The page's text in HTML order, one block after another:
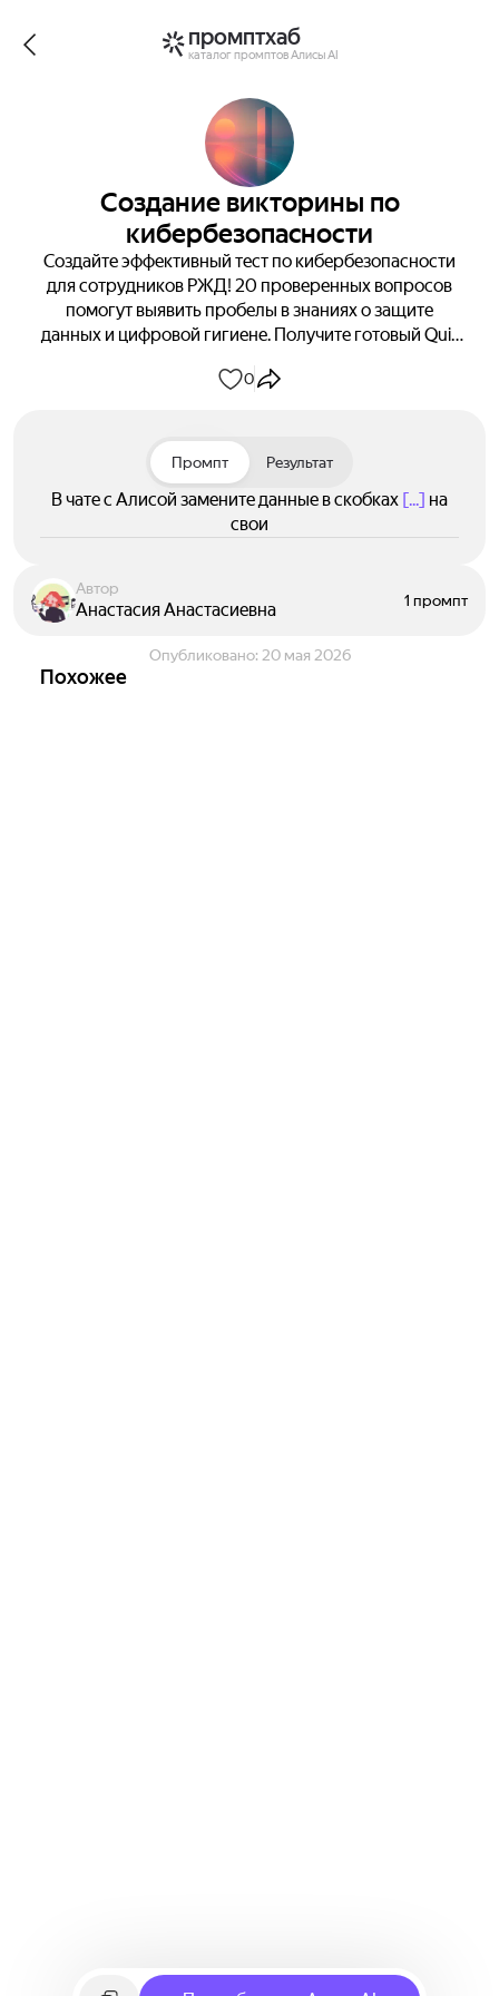
промптхаб
каталог промптов Алисы AI
Создание викторины по
кибербезопасности
Создайте эффективный тест по кибербезопасности
для сотрудников РЖД! 20 проверенных вопросов
помогут выявить пробелы в знаниях о защите
данных и цифровой гигиене. Получите готовый Quiz
каждого вопроса. Проверьте свою команду уже
0
Промпт Результат
В чате с Алисой замените данные в скобках [...] на
свои
Автор
Анастасия Анастасиевна 1 промпт
Опубликовано: 20 мая 2026
Похожее